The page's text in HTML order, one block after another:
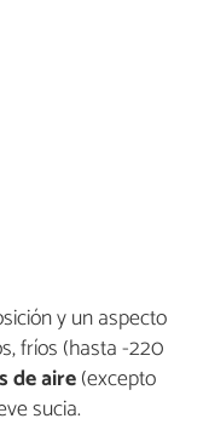
y un aspecto
fríos (hasta -220
de aire(excepto
sucia.